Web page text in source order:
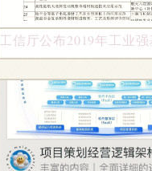
工信厅公布2019年工业